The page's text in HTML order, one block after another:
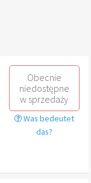
Obecnie
niedostępne
w sprzedaży
Was bedeutet
das?